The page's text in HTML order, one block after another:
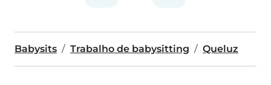
Babysits Trabalho de babysitting Queluz